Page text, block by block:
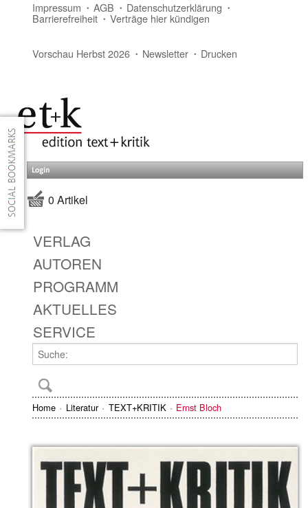
Impressum AGB Datenschutzerklärung
Barrierefreiheit Verträge hier kündigen
Vorschau Herbst 2026 Newsletter Drucken
Login
0 Artikel
VERLAG
AUTOREN
PROGRAMM
AKTUELLES
SERVICE
Home Literatur TEXT+KRITIK Ernst Bloch